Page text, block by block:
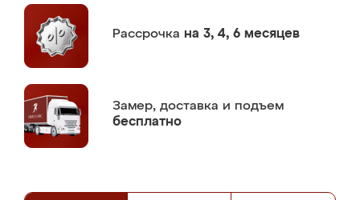
Рассрочка на 3, 4, 6 месяцев
Замер, доставка и подъем
бесплатно